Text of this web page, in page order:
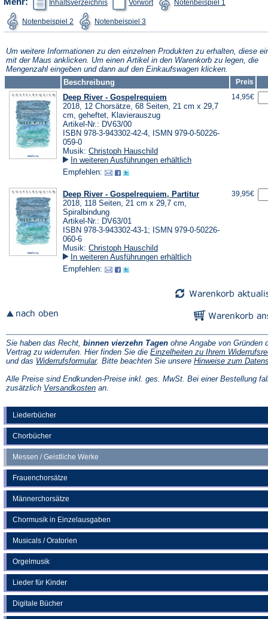
Liederbücher
Chorbücher
Messen / Geistliche Werke
Frauenchorsätze
Männerchorsätze
Chormusik in Einzelausgaben
Musicals / Oratorien
Orgelmusik
Lieder für Kinder
Digitale Bücher
Inhaltsverzeichnisin
einem
neuen
Tab)
Vorwortin
einem
Tab)
Notenbeispiel 1in
Tab)
Notenbeispiel 2
(Öffnet
in
einem
Tab)
Notenbeispiel 3in
einem
Tab)
Um weitere Informationen zu den einzelnen Produkten zu erhalten, diese
mit der Maus anklicken. Um einen Artikel in den Warenkorb zu legen, die
Mengenzahl eingeben und dann auf den Einkaufswagen klicken.
Beschreibung
Preis
Deep River - Gospelrequiem
2018, 12 Chorsätze, 68 Seiten, 21 cm x 29,7
cm, geheftet, Klavierauszug
Artikel-Nr.: DV63/00
ISBN 978-3-943302-42-4, ISMN 979-0-50226-
059-0
Musik: Christoph Hauschild
In weiteren Ausführungen erhältlich
Empfehlen:
14,95€
Deep River - Gospelrequiem, Partitur
2018, 118 Seiten, 21 cm x 29,7 cm,
Spiralbindung
Artikel-Nr.: DV63/01
ISBN 978-3-943302-43-1; ISMN 979-0-50226-
060-6
Musik: Christoph Hauschild
In weiteren Ausführungen erhältlich
Empfehlen:
39,95€
Sie haben das Recht, binnen vierzehn Tagen ohne Angabe von Gründen
Vertrag zu widerrufen. Hier finden Sie die Einzelheiten zu Ihrem
und das Widerrufsformular(Öffnet
einem
neuen
. Bitte beachten Sie unsere Hinweise zum
Alle Preise sind Endkunden-Preise inkl. ges. MwSt. Bei einer Bestellung
zusätzlich Versandkosten(Öffnet
an.